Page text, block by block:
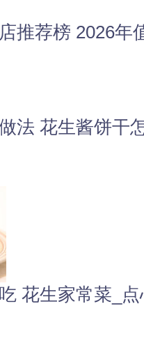
法 花生酱饼干